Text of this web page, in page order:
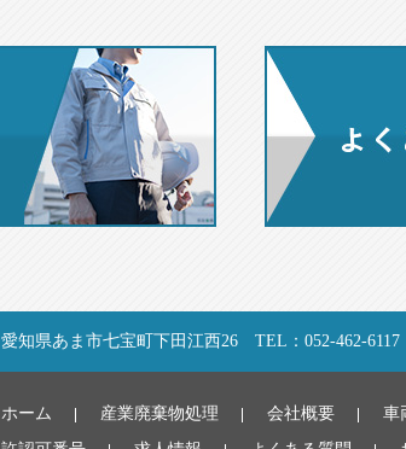
愛知県あま市七宝町下田江西26 TEL：052-462-
ホーム 産業廃棄物処理 会社概要
車